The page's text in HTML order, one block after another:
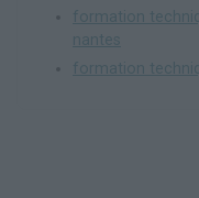
formation
nantes
formation